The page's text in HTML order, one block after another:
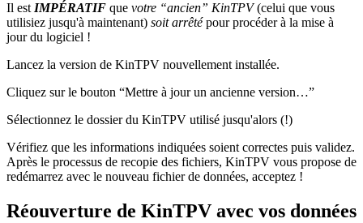
Il est IMPÉRATIF que votre “ancien” KinTPV(celui que vous
utilisiez jusqu'à maintenant) soit arrêtépour procéder à la mise à
jour du logiciel !
Lancez la version de KinTPV nouvellement installée.
Cliquez sur le bouton “Mettre à jour un ancienne version…”
Sélectionnez le dossier du KinTPV utilisé jusqu'alors (!)
Vérifiez que les informations indiquées soient correctes puis validez.
Après le processus de recopie des fichiers, KinTPV vous propose de
redémarrez avec le nouveau fichier de données, acceptez !
Réouverture de KinTPV avec vos données